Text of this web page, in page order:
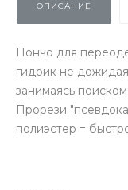
ОПИСАНИЕ
Пончо для
гидрик не
занимаясь
Прорези
полиэстер =